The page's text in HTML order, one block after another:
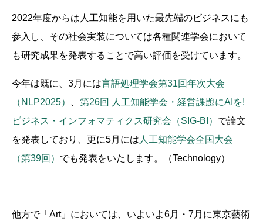
2022年度からは人工知能を用いた最先端のビジネスにも
参入し、その社会実装については各種関連学会において
も研究成果を発表することで高い評価を受けています。
今年は既に、3月には言語処理学会第31回年次大会
（NLP2025）
第26回 人工知能学会・経営課題にAIを!
ビジネス・インフォマティクス研究会（SIG-BI） で論文
を発表しており、更に5月には 人工知能学会全国大会
（第39回） でも発表をいたします。（Technology）
他方で「Art」においては、いよいよ6月・7月に東京藝術